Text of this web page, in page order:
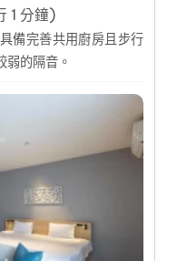
1 分鐘)
備完善共用廚房且步行
弱的隔音。